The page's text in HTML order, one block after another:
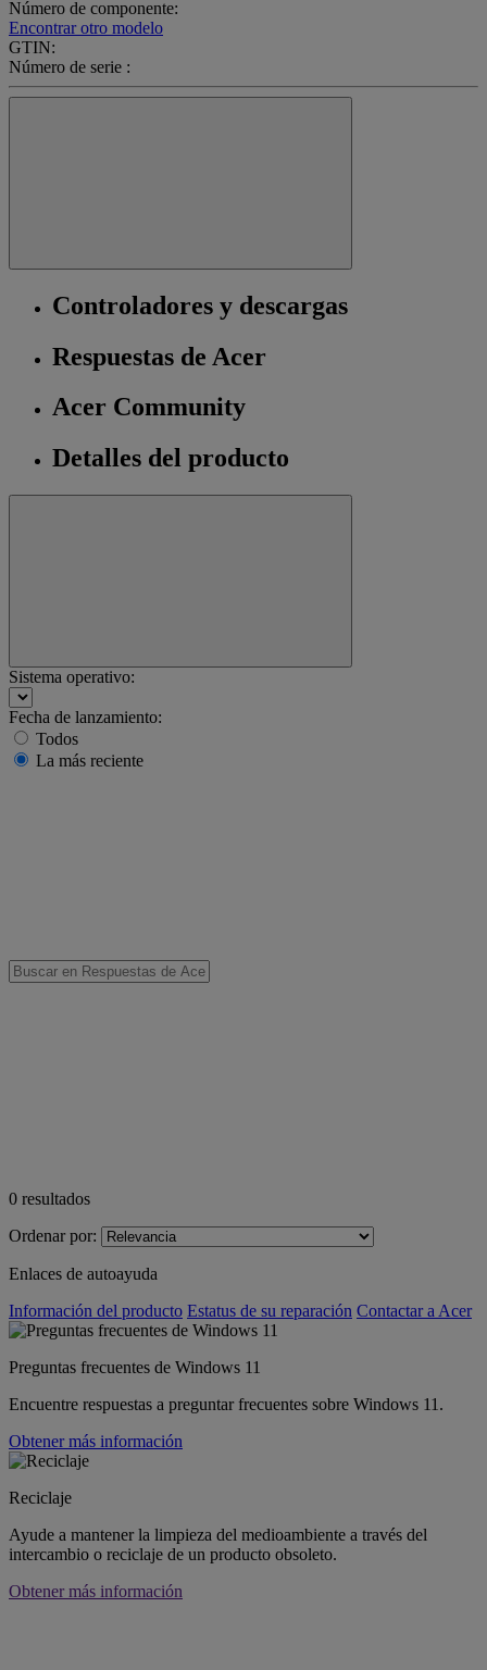
Número de componente:
Encontrar otro modelo
GTIN:
Número de serie :
Controladores y descargas
Respuestas de Acer
Acer Community
Detalles del producto
Sistema operativo:
Fecha de lanzamiento:
Todos
La más reciente
0 resultados
Ordenar por:
Enlaces de autoayuda
Información del producto Estatus de su reparación Contactar a Acer
Preguntas frecuentes de Windows 11
Encuentre respuestas a preguntar frecuentes sobre Windows 11.
Obtener más información
Reciclaje
Ayude a mantener la limpieza del medioambiente a través del
intercambio o reciclaje de un producto obsoleto.
Obtener más información